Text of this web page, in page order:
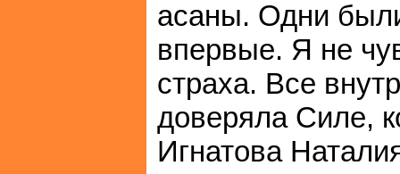
асаны. Одни
впервые. Я не
страха. Все
доверяла Силе,
Игнатова